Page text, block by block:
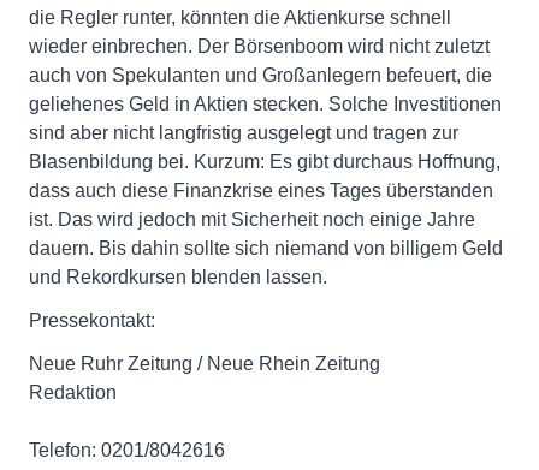
die Regler runter, könnten die Aktienkurse schnell
wieder einbrechen. Der Börsenboom wird nicht zuletzt
auch von Spekulanten und Großanlegern befeuert, die
geliehenes Geld in Aktien stecken. Solche Investitionen
sind aber nicht langfristig ausgelegt und tragen zur
Blasenbildung bei. Kurzum: Es gibt durchaus Hoffnung,
dass auch diese Finanzkrise eines Tages überstanden
ist. Das wird jedoch mit Sicherheit noch einige Jahre
dauern. Bis dahin sollte sich niemand von billigem Geld
und Rekordkursen blenden lassen.
Pressekontakt:
Neue Ruhr Zeitung / Neue Rhein Zeitung
Redaktion
Telefon: 0201/8042616